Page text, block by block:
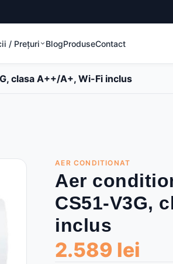
/ Prețuri BlogProduseContact
clasa A++/A+, Wi-Fi inclus
AER CONDITIONAT
Aer
CS51-V3G,
inclus
2.589 lei